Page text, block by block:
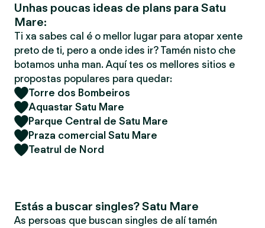
Unhas poucas ideas de plans para Satu
Mare:
Ti xa sabes cal é o mellor lugar para atopar xente
preto de ti, pero a onde ides ir? Tamén nisto che
botamos unha man. Aquí tes os mellores sitios e
propostas populares para quedar:
Torre dos Bombeiros
Aquastar Satu Mare
Parque Central de Satu Mare
Praza comercial Satu Mare
Teatrul de Nord
Estás a buscar singles? Satu Mare
As persoas que buscan singles de alí tamén